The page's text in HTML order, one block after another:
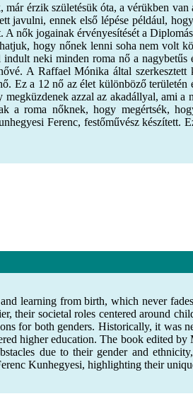
érzik születésük óta, a vérükben van
ennek első lépése például,
nők jogainak érvényesítését a
hogy nőnek lenni soha nem volt
neki minden roma nő a
A Raffael Mónika által
Ez a 12 nő az élet különböző
azzal az akadállyal, ami a
a roma nőknek, hogy megértsék,
Ferenc, festőművész készített.
learning from birth, which never
societal roles centered around
for both genders. Historically, it was
higher education. The book edited
due to their gender and
Kunhegyesi, highlighting their